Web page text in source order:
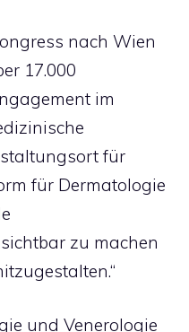
nach Wien
17.000
im
für
für Dermatologie
zu machen
und Venerologie